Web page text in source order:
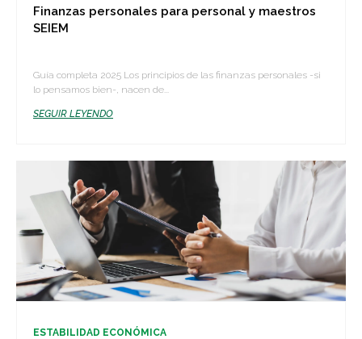
Finanzas personales para personal y maestros
SEIEM
Guía completa 2025 Los principios de las finanzas personales -si
lo pensamos bien-, nacen de...
SEGUIR LEYENDO
ESTABILIDAD ECONÓMICA